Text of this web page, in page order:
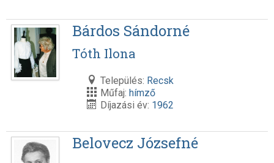
Bárdos Sándorné
Tóth Ilona
Település: Recsk
Műfaj: hímző
Díjazási év: 1962
Belovecz Józsefné